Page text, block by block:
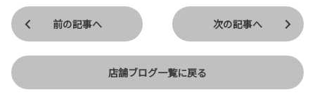
前の記事へ
店舗ブログ一覧に戻る
次の記事へ